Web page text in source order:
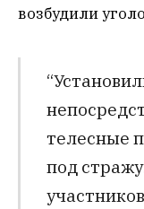
возбудили
телесные
под